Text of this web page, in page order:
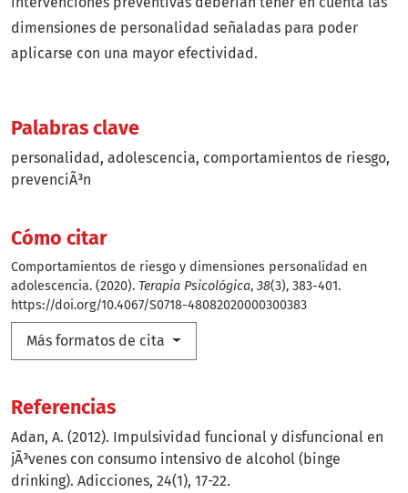
Palabras clave
personalidad adolescencia comportamientos de riesgo
prevenciÃ³n
Cómo citar
Comportamientos de riesgo y dimensiones personalidad en
adolescencia. (2020). Terapia Psicológica, 38(3), 383-401.
https://doi.org/10.4067/S0718-48082020000300383
Más formatos de cita
dimensiones de personalidad señaladas para poder
aplicarse con una mayor efectividad.
Referencias
Adan, A. (2012). Impulsividad funcional y disfuncional en
jÃ³venes con consumo intensivo de alcohol (binge
drinking). Adicciones, 24(1), 17-22.